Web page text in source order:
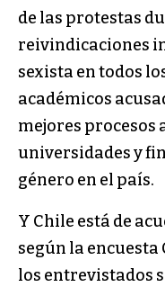
de las protestas
reivindicaciones
sexista en todos
académicos
mejores procesos
universidades y
género en el país.
Y Chile está de
según la encuesta
los entrevistados